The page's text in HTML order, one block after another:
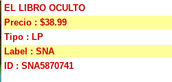
EL LIBRO OCULTO
Precio : $38.99
Tipo : LP
Label : SNA
ID : SNA5870741